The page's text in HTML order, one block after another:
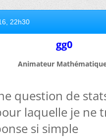
22h30
gg0
Animateur
question de
laquelle je ne
si simple